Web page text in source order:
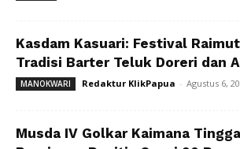
Kasdam Kasuari: Festival
Tradisi Barter Teluk Doreri dan
MANOKWARI Redaktur KlikPapua - Agustus 6,
Musda IV Golkar Kaimana